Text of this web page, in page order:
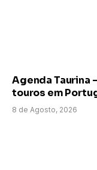
Agenda Taurina
touros em
8 de Agosto, 2026